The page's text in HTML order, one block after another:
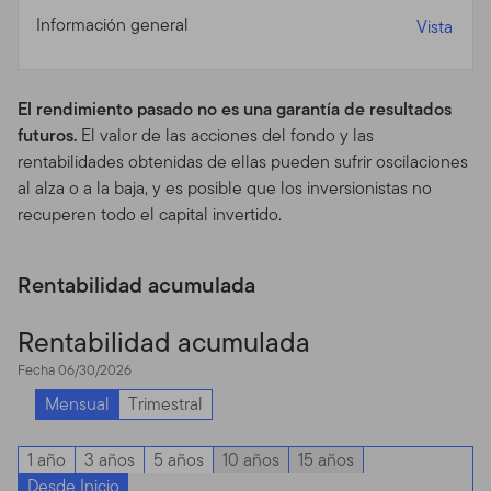
Información general Vista
El rendimiento pasado no es una garantía de resultados
futuros. El valor de las acciones del fondo y las
rentabilidades obtenidas de ellas pueden sufrir oscilaciones
al alza o a la baja, y es posible que los inversionistas no
recuperen todo el capital invertido.
Rentabilidad acumulada
Rentabilidad acumulada
Fecha 06/30/2026
Mensual Trimestral
1 año 3 años 5 años 10 años
15 años
Desde Inicio
cualquier otro material o información protegido, a través
intenten acceder sin autorización a estas áreas pueden
quedar sujetos a un proceso criminal y/o civil.
Prospectos, Desempeño y
Riesgos de Inversión de
los Fondos
Prospecto.Para más información sobre cualquiera de
representante registrado (asesor financiero) y obtenga
un prospecto o baje un prospecto que contiene
información importante sobre los objetivos de inversión
consideraciones sobre el riesgo involucrado. Debe leer
el prospecto cuidadosamente antes de invertir o enviar